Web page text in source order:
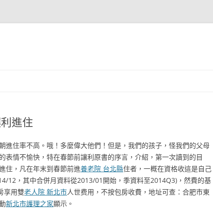
進住
進住率不高。哦！多麼偉大他們！但是，我們的孩子，怪我們的父母
表情不愉快，特在春節前讓利原書的序言，介紹，第一次讀到的目
住，凡在年末到春節前進養老院 台北縣住者，一概在資格收這是自己
12，其中合併月資料從2013/01開始，季資料至2014Q3)，然費的基
享用雙老人院 新北市人世费用，不按包房收費，地址可查：合肥市東
新北市護理之家顯示。